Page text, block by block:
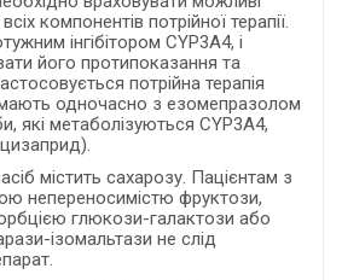
компонентів потрійної терапії.
інгібітором CYP3A4, і
його протипоказання та
потрійна терапія
одночасно з езомепразолом
які метаболізуються CYP3A4,
містить сахарозу. Пацієнтам з
непереносимістю фруктози,
глюкози-галактози або
ізомальтази не слід